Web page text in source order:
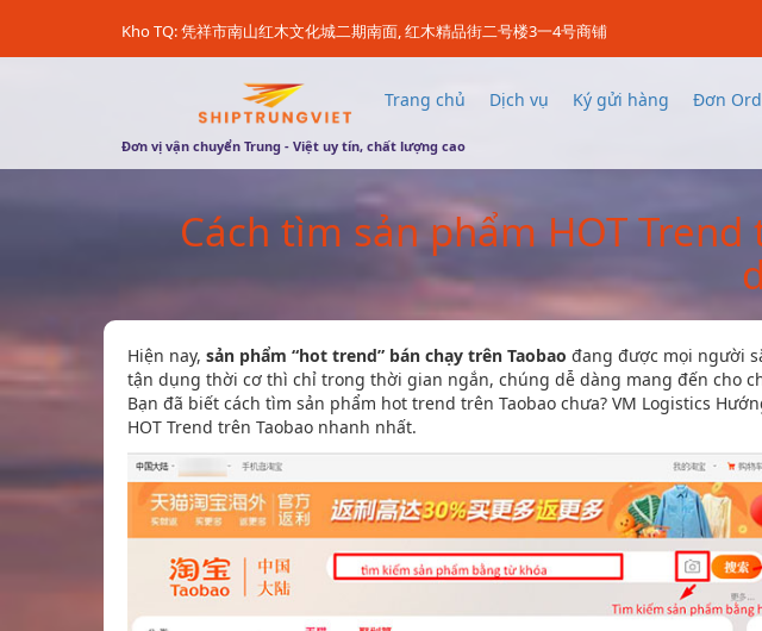
Kho TQ: 凭祥市南山红木文化城二期南面, 红木精品街二号楼3一4号商铺
Trang chủ Dịch vụ Ký gửi hàng Đơn
Đơn vị vận chuyển Trung - Việt uy tín, chất lượng cao
Cách tìm sản phẩm HOT
Hiện nay, sản phẩm “hot trend” bán chạy trên Taobao đang được mọi người
tận dụng thời cơ thì chỉ trong thời gian ngắn, chúng dễ dàng mang đến cho
Bạn đã biết cách tìm sản phẩm hot trend trên Taobao chưa? VM Logistics
HOT Trend trên Taobao nhanh nhất.